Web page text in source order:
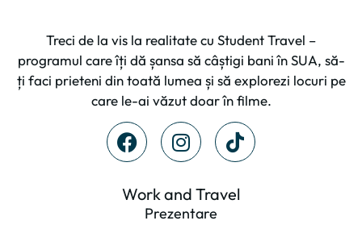
Treci de la vis la realitate cu Student Travel –
programul care îți dă șansa să câștigi bani în SUA, să-
ți faci prieteni din toată lumea și să explorezi locuri pe
care le-ai văzut doar în filme.
Work and Travel
Prezentare